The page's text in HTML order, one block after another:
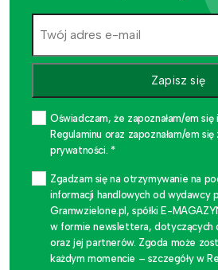
Zapisz się
Oświadczam, że zapoznałam/em
Regulaminu oraz zapoznałam/em
prywatności. *
Zgadzam się na otrzymywanie na
informacji handlowych od wydawcy
Gramwzielone.pl, spółki E-
w formie newslettera, dotyczących
oraz jej partnerów. Zgoda może
każdym momencie – szczegóły w